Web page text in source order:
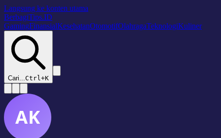
Langsung ke konten utama
BerbagiTips.ID
GamingFinansialKesehatanOtomotifOlahragaTeknologiKuliner
Cari...Ctrl+K
AK